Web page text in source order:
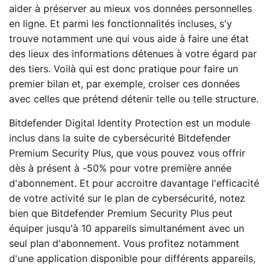
aider à préserver au mieux vos données personnelles
en ligne. Et parmi les fonctionnalités incluses, s'y
trouve notamment une qui vous aide à faire une état
des lieux des informations détenues à votre égard par
des tiers. Voilà qui est donc pratique pour faire un
premier bilan et, par exemple, croiser ces données
avec celles que prétend détenir telle ou telle structure.
Bitdefender Digital Identity Protection est un module
inclus dans la suite de cybersécurité Bitdefender
Premium Security Plus, que vous pouvez vous offrir
dès à présent à -50% pour votre première année
d'abonnement. Et pour accroitre davantage l'efficacité
de votre activité sur le plan de cybersécurité, notez
bien que Bitdefender Premium Security Plus peut
équiper jusqu'à 10 appareils simultanément avec un
seul plan d'abonnement. Vous profitez notamment
d'une application disponible pour différents appareils,